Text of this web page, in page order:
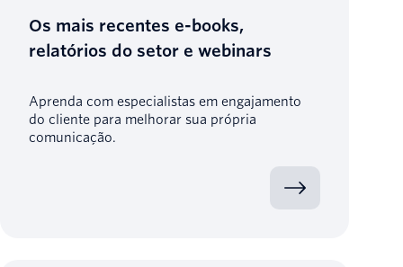
Os mais recentes e-books,
relatórios do setor e webinars
Aprenda com especialistas em engajamento
do cliente para melhorar sua própria
comunicação.